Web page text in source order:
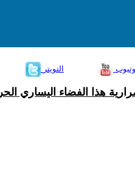
التويتر
هذا الفضاء اليساري الحر